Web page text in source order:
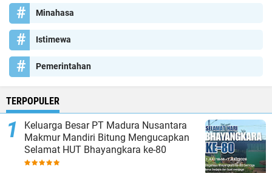
Minahasa
Istimewa
Pemerintahan
TERPOPULER
Keluarga Besar PT Madura Nusantara
Makmur Mandiri Bitung Mengucapkan
Selamat HUT Bhayangkara ke-80